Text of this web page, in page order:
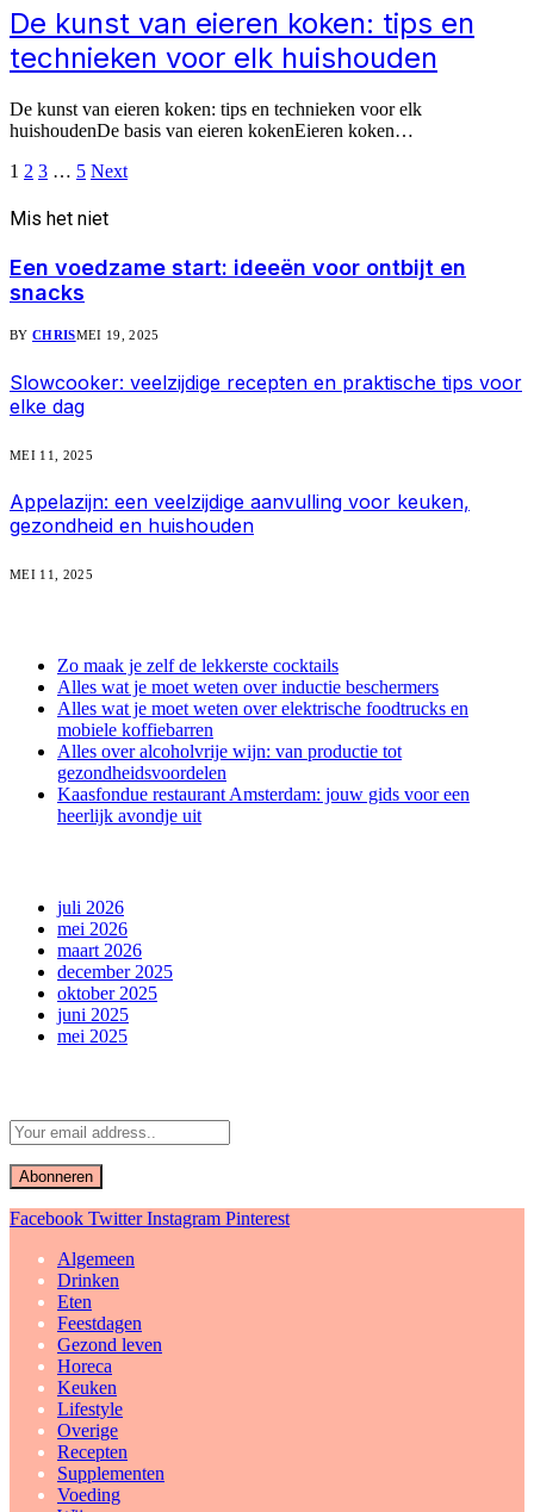
De kunst van eieren koken: tips en
technieken voor elk huishouden
De kunst van eieren koken: tips en technieken voor elk
huishoudenDe basis van eieren kokenEieren koken…
1 2 3 … 5 Next
Mis het niet
Een voedzame start: ideeën voor ontbijt en
snacks
BY CHRISMEI 19, 2025
Slowcooker: veelzijdige recepten en praktische tips voor
elke dag
MEI 11, 2025
Appelazijn: een veelzijdige aanvulling voor keuken,
gezondheid en huishouden
MEI 11, 2025
Zo maak je zelf de lekkerste cocktails
Alles wat je moet weten over inductie beschermers
Alles wat je moet weten over elektrische foodtrucks en
mobiele koffiebarren
Alles over alcoholvrije wijn: van productie tot
gezondheidsvoordelen
Kaasfondue restaurant Amsterdam: jouw gids voor een
heerlijk avondje uit
juli 2026
mei 2026
maart 2026
december 2025
oktober 2025
juni 2025
mei 2025
Facebook Twitter Instagram Pinterest
Algemeen
Drinken
Eten
Feestdagen
Gezond leven
Horeca
Keuken
Lifestyle
Overige
Recepten
Supplementen
Voeding